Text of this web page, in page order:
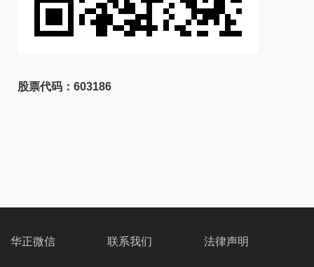
股票代码：603186
华正微信 联系我们 法律声明